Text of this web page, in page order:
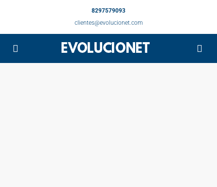
8297579093
clientes@evolucionet.com